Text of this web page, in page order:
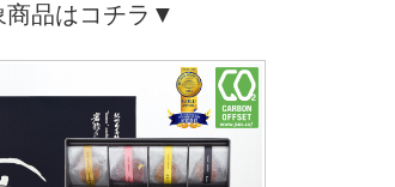
品はコチラ▼